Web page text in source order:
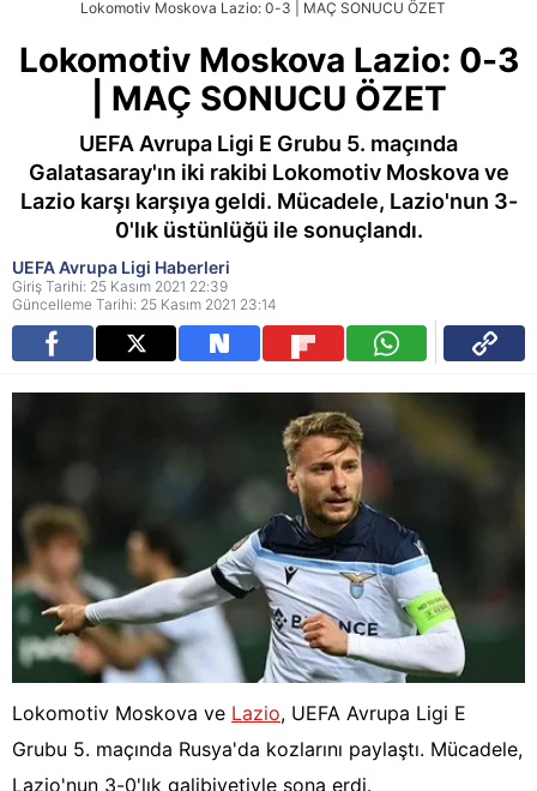
Lokomotiv Moskova Lazio: 0-3 | MAÇ SONUCU ÖZET
Lokomotiv Moskova Lazio: 0-3
| MAÇ SONUCU ÖZET
UEFA Avrupa Ligi E Grubu 5. maçında
Galatasaray'ın iki rakibi Lokomotiv Moskova ve
Lazio karşı karşıya geldi. Mücadele, Lazio'nun 3-
0'lık üstünlüğü ile sonuçlandı.
UEFA Avrupa Ligi Haberleri
Giriş Tarihi: 25 Kasım 2021 22:39
Güncelleme Tarihi: 25 Kasım 2021 23:14
Lokomotiv Moskova ve Lazio, UEFA Avrupa Ligi E
Grubu 5. maçında Rusya'da kozlarını paylaştı. Mücadele,
Lazio'nun 3-0'lık galibiyetiyle sona erdi.